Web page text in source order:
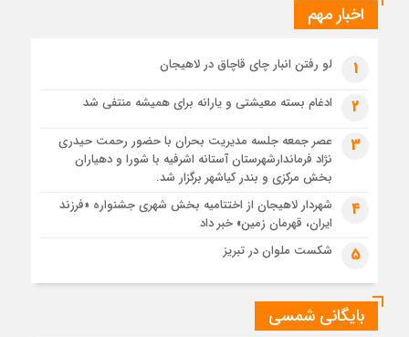
4 هفته قبل
4 هفته قبل
رئوف
تصاویر هوایی مراسم تشییع پیکر مطهر آقای شهید ایران – مشهد
مراسم تشییع پیکر مطهر آقای شهید ایران – مشهد
تصاویری از تراکم جمعیت حاضر در میدان ثورهالعشرین نجف
اشرف
اخبار مهم
1 لو رفتن انبار چای قاچاق در لاهیجان
2 ادغام بسته معیشتی و یارانه برای همیشه منتفی شد
3
عصر جمعه جلسه مدیریت بحران با حضور رحمت حیدری
نژاد فرماندارشهرستان آستانه اشرفیه با شورا و دهیاران
بخش مرکزی و بندر کیاشهر برگزار شد.
4
شهردار لاهیجان از اختتامیه بخش شهری جشنواره «فرزند
ایران، قهرمان زمین» خبر داد
5 شکست ملوان در تبریز
بایگانی شمسی